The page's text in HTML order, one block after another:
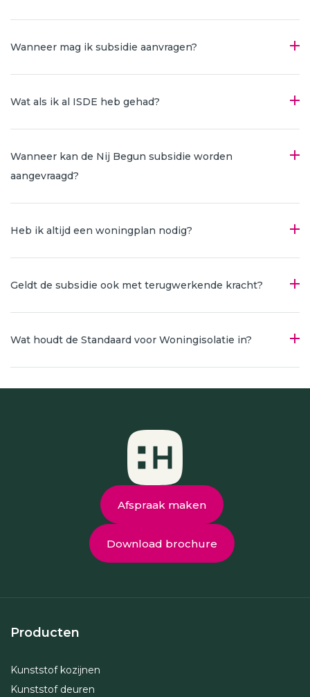
Wanneer mag ik subsidie aanvragen?
Wat als ik al ISDE heb gehad?
Wanneer kan de Nij Begun subsidie worden
aangevraagd?
Heb ik altijd een woningplan nodig?
Geldt de subsidie ook met terugwerkende kracht?
Wat houdt de Standaard voor Woningisolatie in?
Afspraak maken
Download brochure
Producten
Kunststof kozijnen
Kunststof deuren